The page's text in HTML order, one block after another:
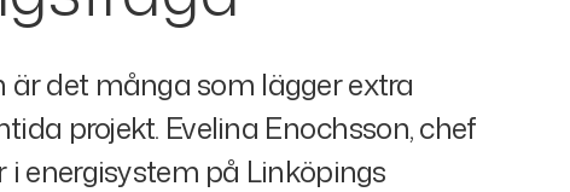
det många som lägger extra
projekt. Evelina Enochsson, chef
energisystem på Linköpings